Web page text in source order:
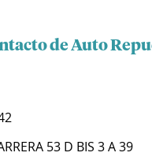
de Auto
53 D BIS 3 A 39